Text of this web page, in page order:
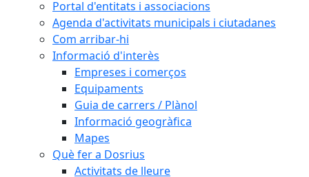
Portal d'entitats i associacions
Agenda d'activitats municipals i ciutadanes
Com arribar-hi
Informació d'interès
Empreses i comerços
Equipaments
Guia de carrers / Plànol
Informació geogràfica
Mapes
Què fer a Dosrius
Activitats de lleure